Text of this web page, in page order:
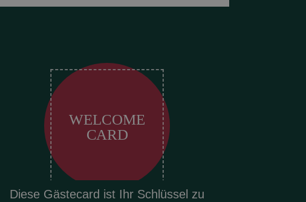
WELCOME
CARD
Diese Gästecard ist Ihr Schlüssel zu